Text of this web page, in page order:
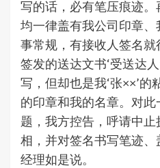
写的话，必有笔压痕迹
均一律盖有我公司印章
事常规，有接收人签名
签发的送达文书‘受送达
写，但却也是我‘张××’的
的印章和我的名章。对
题，我方控告，呼请中
相，并对签名书写笔迹、
经理如是说。